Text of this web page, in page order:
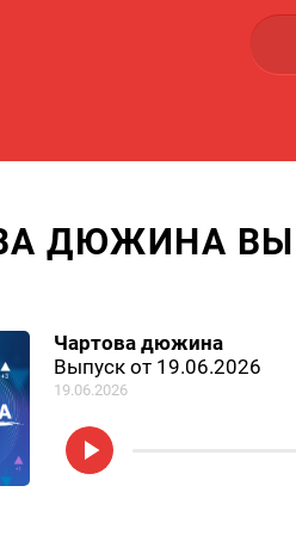
ДЮЖИНА
Чартова дюжина
Выпуск от 19.06.2026
19.06.2026